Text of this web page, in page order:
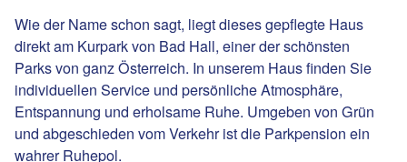
Wie der Name schon sagt, liegt dieses gepflegte Haus
direkt am Kurpark von Bad Hall, einer der schönsten
Parks von ganz Österreich. In unserem Haus finden Sie
individuellen Service und persönliche Atmosphäre,
Entspannung und erholsame Ruhe. Umgeben von Grün
und abgeschieden vom Verkehr ist die Parkpension ein
wahrer Ruhepol.